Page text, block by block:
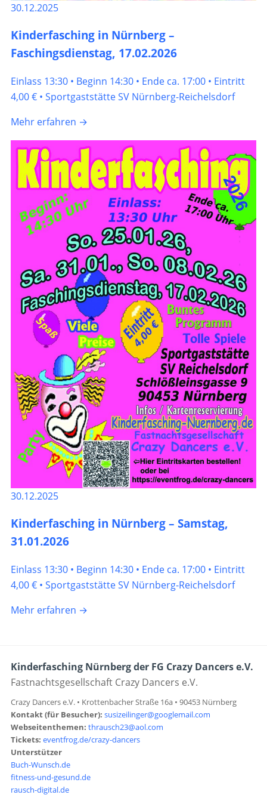
30.12.2025
Kinderfasching in Nürnberg –
Faschingsdienstag, 17.02.2026
Einlass 13:30 • Beginn 14:30 • Ende ca. 17:00 • Eintritt
4,00 € • Sportgaststätte SV Nürnberg-Reichelsdorf
Mehr erfahren →
30.12.2025
Kinderfasching in Nürnberg – Samstag,
31.01.2026
Einlass 13:30 • Beginn 14:30 • Ende ca. 17:00 • Eintritt
4,00 € • Sportgaststätte SV Nürnberg-Reichelsdorf
Mehr erfahren →
Kinderfasching Nürnberg der FG Crazy Dancers e.V.
Fastnachtsgesellschaft Crazy Dancers e.V.
Crazy Dancers e.V. • Krottenbacher Straße 16a • 90453 Nürnberg
Kontakt (für Besucher): susizeilinger@googlemail.com
Webseitenthemen: thrausch23@aol.com
Tickets: eventfrog.de/crazy-dancers
Unterstützer
Buch-Wunsch.de
fitness-und-gesund.de
rausch-digital.de